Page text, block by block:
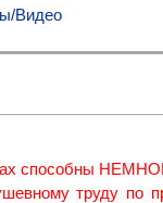
Видео
способны
труду по